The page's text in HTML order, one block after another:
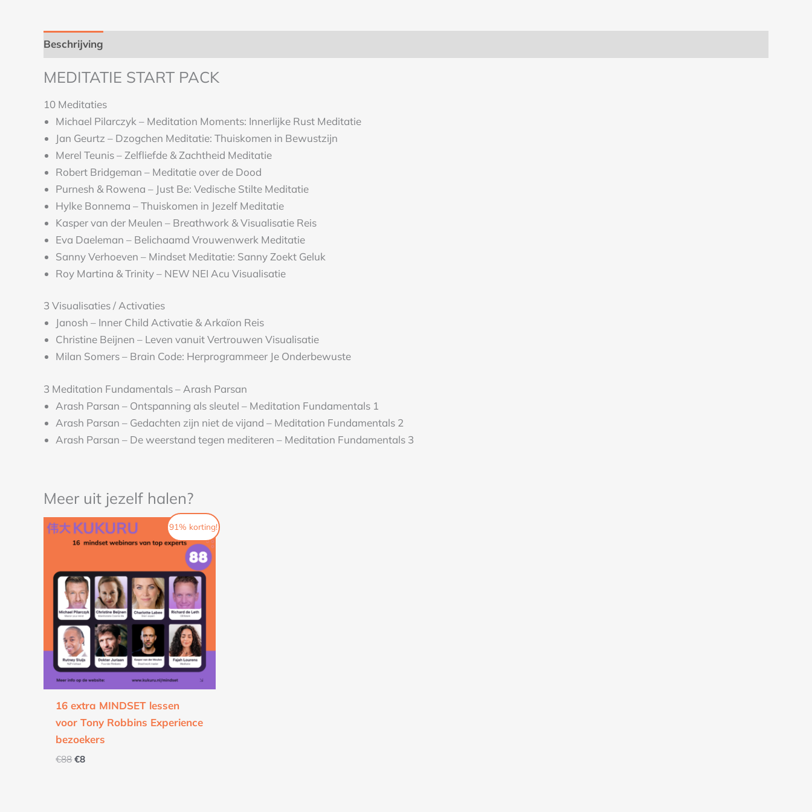
Beschrijving
MEDITATIE START PACK
10 Meditaties
Michael Pilarczyk – Meditation Moments: Innerlijke Rust Meditatie
Jan Geurtz – Dzogchen Meditatie: Thuiskomen in Bewustzijn
Merel Teunis – Zelfliefde & Zachtheid Meditatie
Robert Bridgeman – Meditatie over de Dood
Purnesh & Rowena – Just Be: Vedische Stilte Meditatie
Hylke Bonnema – Thuiskomen in Jezelf Meditatie
Kasper van der Meulen – Breathwork & Visualisatie Reis
Eva Daeleman – Belichaamd Vrouwenwerk Meditatie
Sanny Verhoeven – Mindset Meditatie: Sanny Zoekt Geluk
Roy Martina & Trinity – NEW NEI Acu Visualisatie
3 Visualisaties / Activaties
Janosh – Inner Child Activatie & Arkaïon Reis
Christine Beijnen – Leven vanuit Vertrouwen Visualisatie
Milan Somers – Brain Code: Herprogrammeer Je Onderbewuste
3 Meditation Fundamentals – Arash Parsan
Arash Parsan – Ontspanning als sleutel – Meditation Fundamentals 1
Arash Parsan – Gedachten zijn niet de vijand – Meditation Fundamentals 2
Arash Parsan – De weerstand tegen mediteren – Meditation Fundamentals 3
Meer uit jezelf halen?
91% korting!
16 extra MINDSET lessen
voor Tony Robbins Experience
bezoekers
€88
Oorspronkelijke
prijs
was:
€8
Huidige
prijs
is: